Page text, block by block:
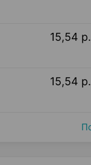
15,54 р.
15,54 р.